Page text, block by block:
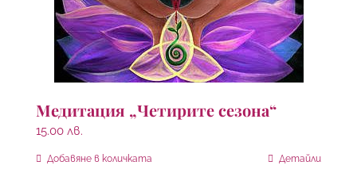
Медитация „Четирите сезона“
15.00 лв.
Добавяне в количката Детайли